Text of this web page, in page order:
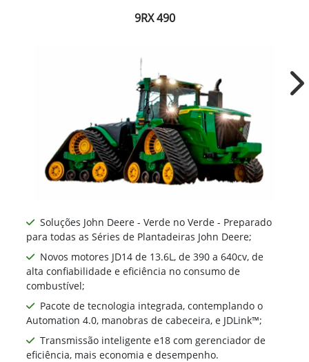
9RX 490
Soluções John Deere - Verde no Verde - Preparado
para todas as Séries de Plantadeiras John Deere;
Novos motores JD14 de 13.6L, de 390 a 640cv, de
alta confiabilidade e eficiência no consumo de
combustível;
Pacote de tecnologia integrada, contemplando o
Automation 4.0, manobras de cabeceira, e JDLink™;
Transmissão inteligente e18 com gerenciador de
eficiência, mais economia e desempenho.